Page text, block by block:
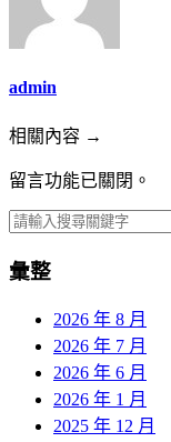
admin
相關內容 →
留言功能已關閉。
彙整
2026 年 8 月
2026 年 7 月
2026 年 6 月
2026 年 1 月
2025 年 12 月